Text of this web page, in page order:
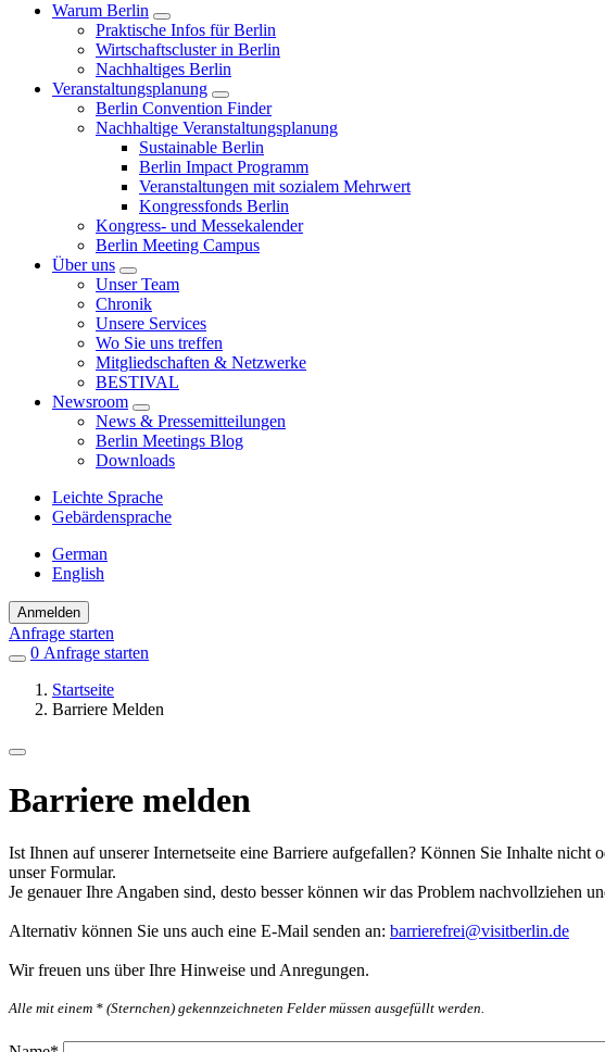
Warum Berlin
Praktische Infos für Berlin
Wirtschaftscluster in Berlin
Nachhaltiges Berlin
Veranstaltungsplanung
Berlin Convention Finder
Nachhaltige Veranstaltungsplanung
Sustainable Berlin
Berlin Impact Programm
Veranstaltungen mit sozialem Mehrwert
Kongressfonds Berlin
Kongress- und Messekalender
Berlin Meeting Campus
Über uns
Unser Team
Chronik
Unsere Services
Wo Sie uns treffen
Mitgliedschaften & Netzwerke
BESTIVAL
Newsroom
News & Pressemitteilungen
Berlin Meetings Blog
Downloads
Leichte Sprache
Gebärdensprache
German
English
Anmelden
Anfrage starten
0 Einträge
Favoriten
Anfrage starten
Startseite
Barriere Melden
Barriere melden
Ist Ihnen auf unserer Internetseite eine Barriere aufgefallen? Können Sie Inhalte nicht
unser Formular.
Je genauer Ihre Angaben sind, desto besser können wir das Problem nachvollziehen
Alternativ können Sie uns auch eine E-Mail senden an: barrierefrei@visitberlin.de
Wir freuen uns über Ihre Hinweise und Anregungen.
Alle mit einem * (Sternchen) gekennzeichneten Felder müssen ausgefüllt werden.